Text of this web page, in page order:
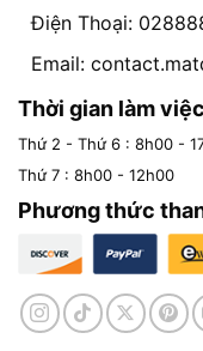
Điện Thoại:
Email:
Thời gian làm việc
Thứ 2 - Thứ 6 : 8h00 -
Thứ 7 : 8h00 - 12h00
Phương thức